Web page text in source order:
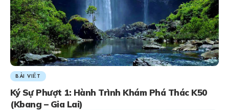
BÀI VIẾT
Ký Sự Phượt 1: Hành Trình Khám Phá Thác K50
(Kbang – Gia Lai)